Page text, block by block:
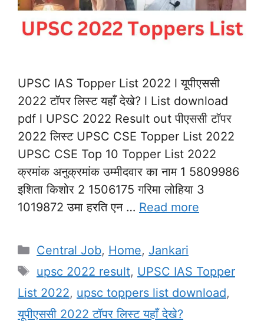
UPSC IAS Topper List 2022 l यूपीएससी
2022 टॉपर लिस्ट यहाँ देखे? l List download
pdf l UPSC 2022 Result out पीएससी टॉपर
2022 लिस्ट UPSC CSE Topper List 2022
UPSC CSE Top 10 Topper List 2022
क्रमांक अनुक्रमांक उम्मीदवार का नाम 1 5809986
इशिता किशोर 2 1506175 गरिमा लोहिया 3
1019872 उमा हरति एन … Read more
Categories
Central Job, Home, Jankari
Tags
upsc 2022 result, UPSC IAS Topper
List 2022, upsc toppers list download,
यूपीएससी 2022 टॉपर लिस्ट यहाँ देखे?